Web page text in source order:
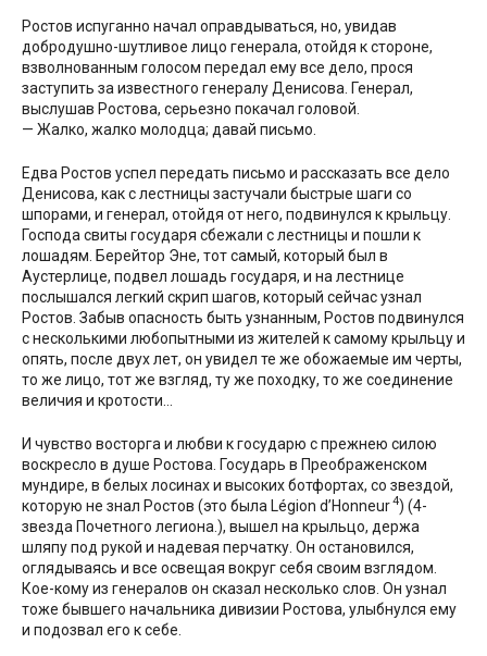
Ростов испуганно начал оправдываться, но, увидав
добродушно-шутливое лицо генерала, отойдя к стороне,
взволнованным голосом передал ему все дело, прося
заступить за известного генералу Денисова. Генерал,
выслушав Ростова, серьезно покачал головой.
— Жалко, жалко молодца; давай письмо.
Едва Ростов успел передать письмо и рассказать все дело
Денисова, как с лестницы застучали быстрые шаги со
шпорами, и генерал, отойдя от него, подвинулся к крыльцу.
Господа свиты государя сбежали с лестницы и пошли к
лошадям. Берейтор Эне, тот самый, который был в
Аустерлице, подвел лошадь государя, и на лестнице
послышался легкий скрип шагов, который сейчас узнал
Ростов. Забыв опасность быть узнанным, Ростов подвинулся
с несколькими любопытными из жителей к самому крыльцу и
опять, после двух лет, он увидел те же обожаемые им черты,
то же лицо, тот же взгляд, ту же походку, то же соединение
величия и кротости…
И чувство восторга и любви к государю с прежнею силою
воскресло в душе Ростова. Государь в Преображенском
мундире, в белых лосинах и высоких ботфортах, со звездой,
которую не знал Ростов (это была Légion d’Honneur4) (4-
звезда Почетного легиона.), вышел на крыльцо, держа
шляпу под рукой и надевая перчатку. Он остановился,
оглядываясь и все освещая вокруг себя своим взглядом.
Кое-кому из генералов он сказал несколько слов. Он узнал
тоже бывшего начальника дивизии Ростова, улыбнулся ему
и подозвал его к себе.